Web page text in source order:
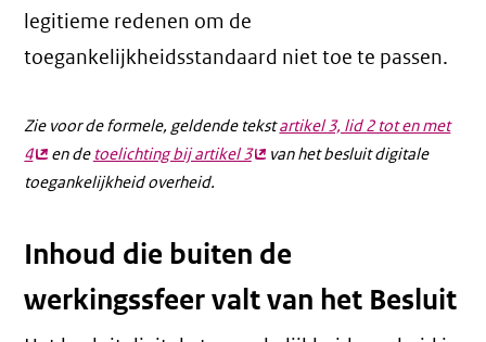
legitieme redenen om de
toegankelijkheidsstandaard niet toe te passen.
Zie voor de formele, geldende tekstartikel 3, lid 2 tot en met
4(externe
link)
en de toelichting bij artikel 3(externe
van het besluit digitale
toegankelijkheid overheid.
Inhoud die buiten de
werkingssfeer valt van het Besluit